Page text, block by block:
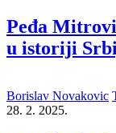
Peđa
u istoriji
Borislav Novakovic
28. 2. 2025.